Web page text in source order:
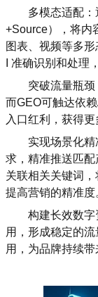
多模态适配
+Source），将内
图表、视频等多
I 准确识别和处理
突破流量瓶颈
而GEO可触达依
入口红利，获得更
实现场景化
求，精准推送匹
关联相关关键词
提高营销的精准度
构建长效数
用，形成稳定的
用，为品牌持续带